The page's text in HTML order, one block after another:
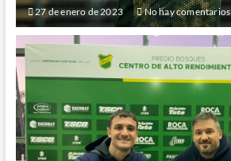
27 de enero de 2023 No hay comentarios